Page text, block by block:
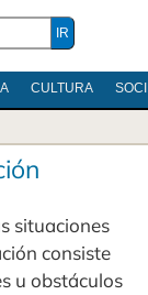
CULTURA
situaciones
consiste
u obstáculos